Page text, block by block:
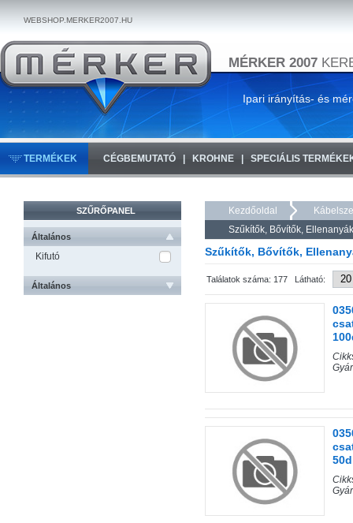
WEBSHOP.MERKER2007.HU
MÉRKER 2007
Ipari irányítás- és
TERMÉKEK CÉGBEMUTATÓ KROHNE SPECIÁLIS
Kezdőoldal
Szűkítők, Bővítők, Ellenanyák
Szűkítők, Bővítők,
Találatok száma: 177 Látható:
SZŰRŐPANEL
Általános
Kifutó
Általános